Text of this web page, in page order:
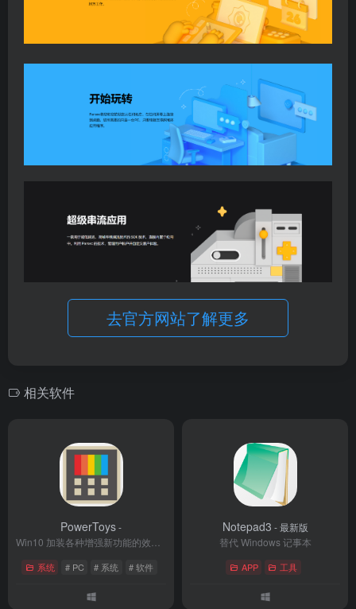
去官方网站了解更多
相关软件
PowerToys-
系统 # PC # 系统 # 软件
Notepad3 - 最新版
替代 Windows 记事本
APP 工具